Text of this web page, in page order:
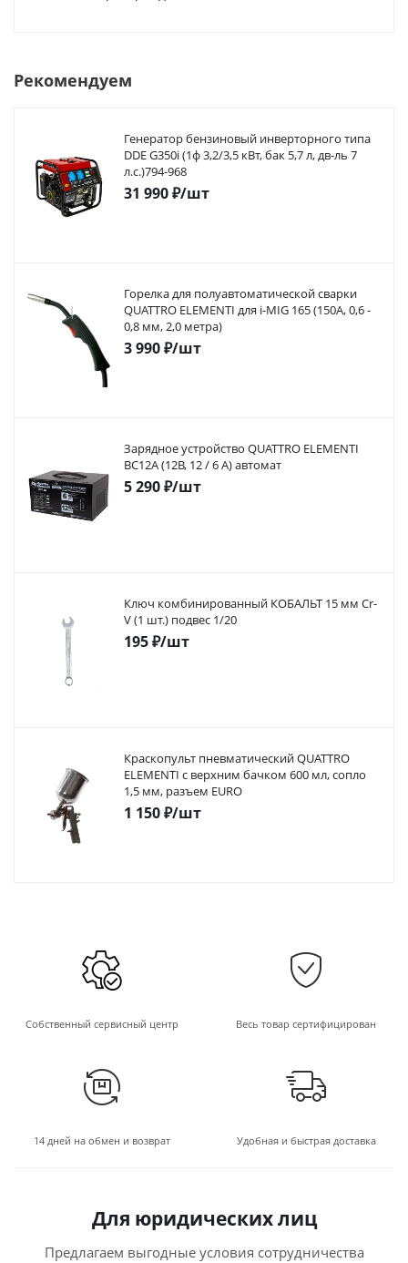
Рекомендуем
Генератор бензиновый инверторного типа
DDE G350i (1ф 3,2/3,5 кВт, бак 5,7 л, дв-ль 7
л.с.)794-968
31 990₽/шт
Горелка для полуавтоматической сварки
QUATTRO ELEMENTI для i-MIG 165 (150A, 0,6 -
0,8 мм, 2,0 метра)
3 990₽/шт
Зарядное устройство QUATTRO ELEMENTI
BC12A (12В, 12 / 6 А) автомат
5 290₽/шт
Ключ комбинированный КОБАЛЬТ 15 мм Cr-
V (1 шт.) подвес 1/20
195₽/шт
Краскопульт пневматический QUATTRO
ELEMENTI с верхним бачком 600 мл, сопло
1,5 мм, разъем EURO
1 150₽/шт
Собственный сервисный центр Весь товар сертифицирован
14 дней на обмен и возврат Удобная и быстрая доставка
Для юридических лиц
Предлагаем выгодные условия сотрудничества